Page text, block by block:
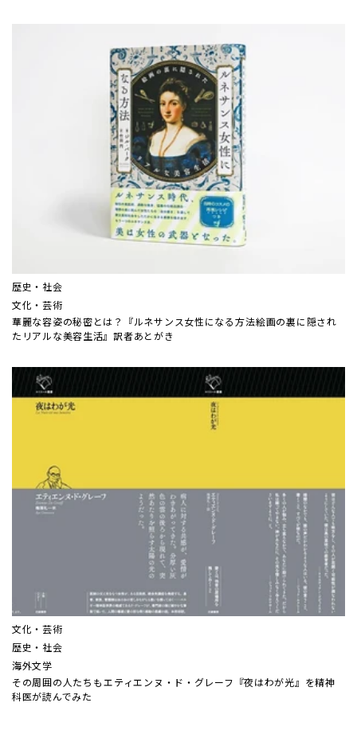
歴史・社会
文化・芸術
華麗な容姿の秘密とは？『ルネサンス女性になる方法――絵画の裏に隠され
たリアルな美容生活』訳者あとがき
文化・芸術
歴史・社会
海外文学
その周囲の人たちも――エティエンヌ・ド・グレーフ『夜はわが光』を精神
科医が読んでみた